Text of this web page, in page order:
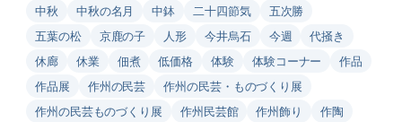
中秋
中秋の名月 中鉢 二十四節気
五次勝
五葉の松
京鹿の子 人形 今井烏石 今週
代掻き
休廊
休業 佃煮 低価格 体験 体験コーナー
作品
作品展
作州の民芸
作州の民芸・ものづくり展
作州の民芸ものづくり展
作州民芸館 作州飾り
作陶